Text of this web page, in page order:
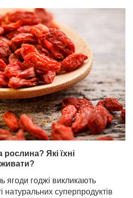
Які їхні
ягоди годжі викликають
натуральних суперпродуктів